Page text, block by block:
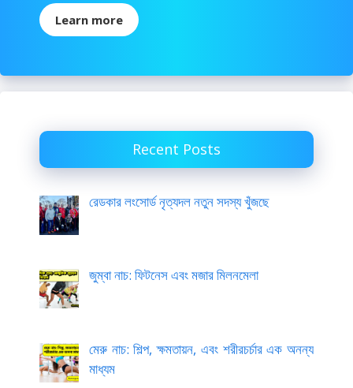
Learn more
Recent Posts
রেডকার লংসোর্ড নৃত্যদল নতুন সদস্য খুঁজছে
জুম্বা নাচ: ফিটনেস এবং মজার মিলনমেলা
মেরু নাচ: শিল্প, ক্ষমতায়ন, এবং শরীরচর্চার এক অনন্য
মাধ্যম